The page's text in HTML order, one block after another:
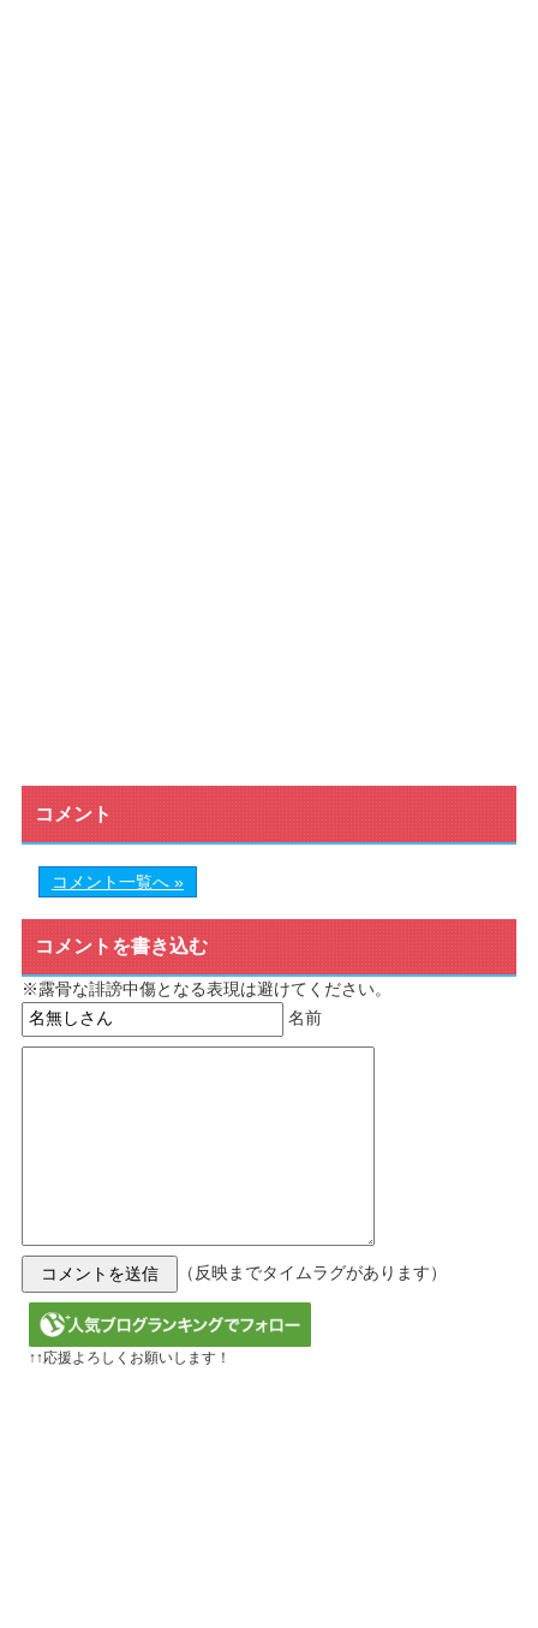
コメント
コメント一覧へ »
コメントを書き込む
※露骨な誹謗中傷となる表現は避けてください。
名前
（反映までタイムラグがあります）
↑↑応援よろしくお願いします！